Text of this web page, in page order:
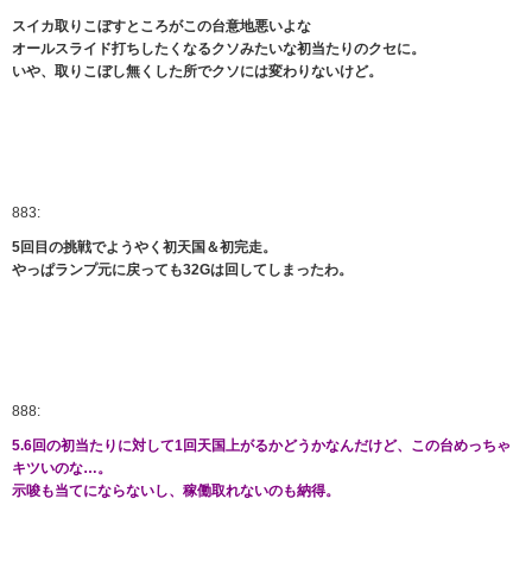
スイカ取りこぼすところがこの台意地悪いよな
オールスライド打ちしたくなるクソみたいな初当たりのクセに。
いや、取りこぼし無くした所でクソには変わりないけど。
883:
5回目の挑戦でようやく初天国＆初完走。
やっぱランプ元に戻っても32Gは回してしまったわ。
888:
5.6回の初当たりに対して1回天国上がるかどうかなんだけど、この台めっちゃ
キツいのな…。
示唆も当てにならないし、稼働取れないのも納得。